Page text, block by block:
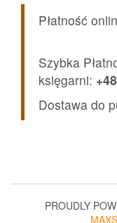
Płatność
Szybka
księgarni:
Dostawa do
PROUDLY